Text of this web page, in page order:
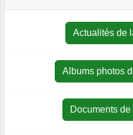
Actualités de
Albums photos
Documents